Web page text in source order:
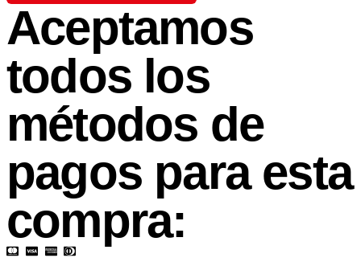
Aceptamos
todos los
métodos de
pagos para esta
compra: